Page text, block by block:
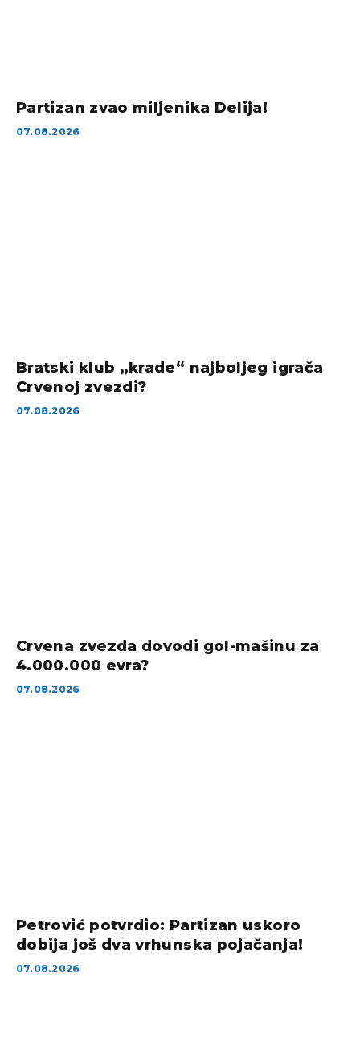
Partizan zvao miljenika Delija!
07.08.2026
Bratski klub „krade“ najboljeg igrača
Crvenoj zvezdi?
07.08.2026
Crvena zvezda dovodi gol-mašinu za
4.000.000 evra?
07.08.2026
Petrović potvrdio: Partizan uskoro
dobija još dva vrhunska pojačanja!
07.08.2026